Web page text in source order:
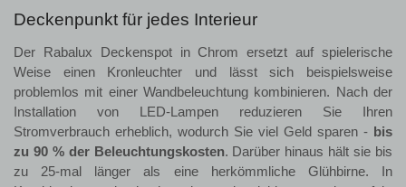
Deckenpunkt für jedes Interieur
Der Rabalux Deckenspot in Chrom ersetzt auf spielerische
Weise einen Kronleuchter und lässt sich beispielsweise
problemlos mit einer Wandbeleuchtung kombinieren. Nach der
Installation von LED-Lampen reduzieren Sie Ihren
Stromverbrauch erheblich, wodurch Sie viel Geld sparen - bis
zu 90 % der Beleuchtungskosten. Darüber hinaus hält sie bis
zu 25-mal länger als eine herkömmliche Glühbirne. In